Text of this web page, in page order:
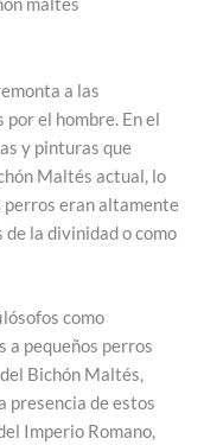
a las
el hombre. En el
y pinturas que
Maltés actual, lo
perros eran altamente
la divinidad o como
como
a pequeños perros
Bichón Maltés,
presencia de estos
Imperio Romano,